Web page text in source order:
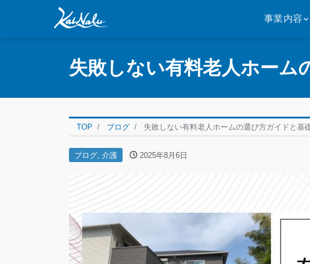
事業内容
失敗しない有料老人ホーム
TOP ブログ 失敗しない有料老人ホームの選び方ガイドと基
ブログ 介護 2025年8月6日